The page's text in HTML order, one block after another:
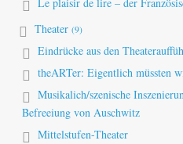
Theater (9)
Eindrücke aus den
theARTer: Eigentlich müssten
Musikalich/szenische
Befreeiung von Auschwitz
Mittelstufen-Theater